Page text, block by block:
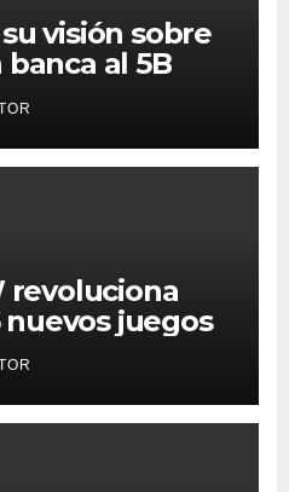
visión sobre
al 5B
revoluciona
juegos